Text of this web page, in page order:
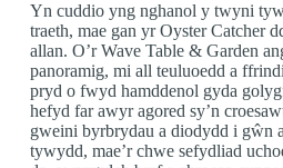
Yn cuddio yng nghanol y twyni
traeth, mae gan yr Oyster Catcher
allan. O’r Wave Table & Garden
panoramig, mi all teuluoedd a
pryd o fwyd hamddenol gyda
hefyd far awyr agored sy’n
gweini byrbrydau a diodydd i gŵn
tywydd, mae’r chwe sefydliad